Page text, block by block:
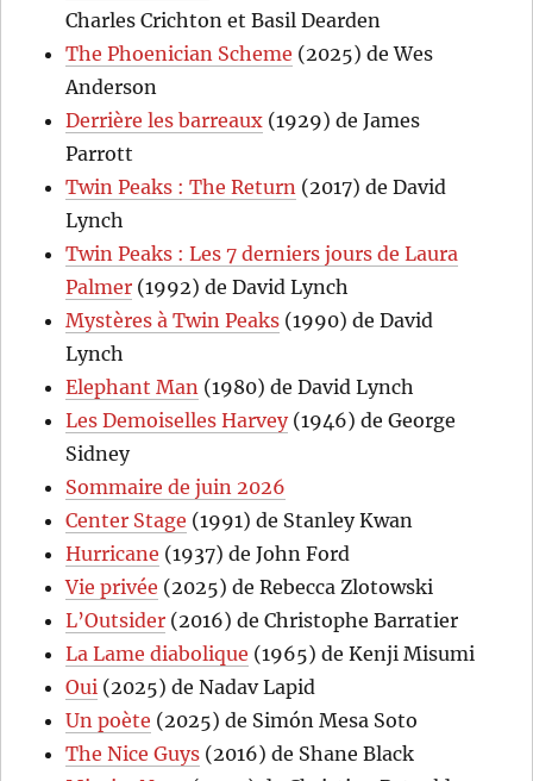
Charles Crichton et Basil Dearden
The Phoenician Scheme (2025) de Wes
Anderson
Derrière les barreaux (1929) de James
Parrott
Twin Peaks : The Return (2017) de David
Lynch
Twin Peaks : Les 7 derniers jours de Laura
Palmer (1992) de David Lynch
Mystères à Twin Peaks (1990) de David
Lynch
Elephant Man (1980) de David Lynch
Les Demoiselles Harvey(1946) de George
Sidney
Sommaire de juin 2026
Center Stage (1991) de Stanley Kwan
Hurricane (1937) de John Ford
Vie privée (2025) de Rebecca Zlotowski
L’Outsider (2016) de Christophe Barratier
La Lame diabolique (1965) de Kenji Misumi
Oui (2025) de Nadav Lapid
Un poète (2025) de Simón Mesa Soto
The Nice Guys (2016) de Shane Black